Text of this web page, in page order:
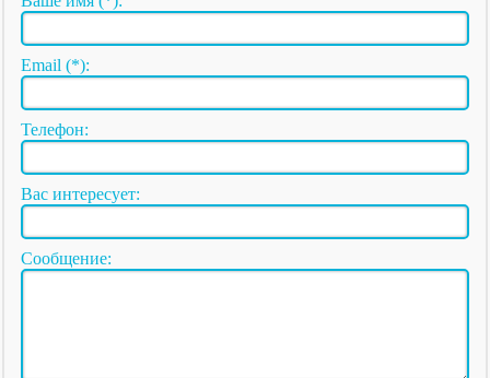
Email (*):
Телефон:
Вас интересует:
Сообщение: